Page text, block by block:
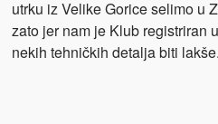
utrku iz Velike Gorice selimo u
zato jer nam je Klub registriran
nekih tehničkih detalja biti lakše.